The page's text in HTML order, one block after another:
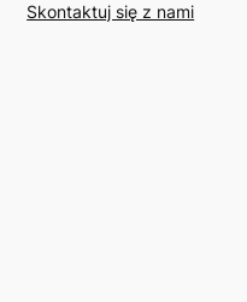
Skontaktuj się z nami